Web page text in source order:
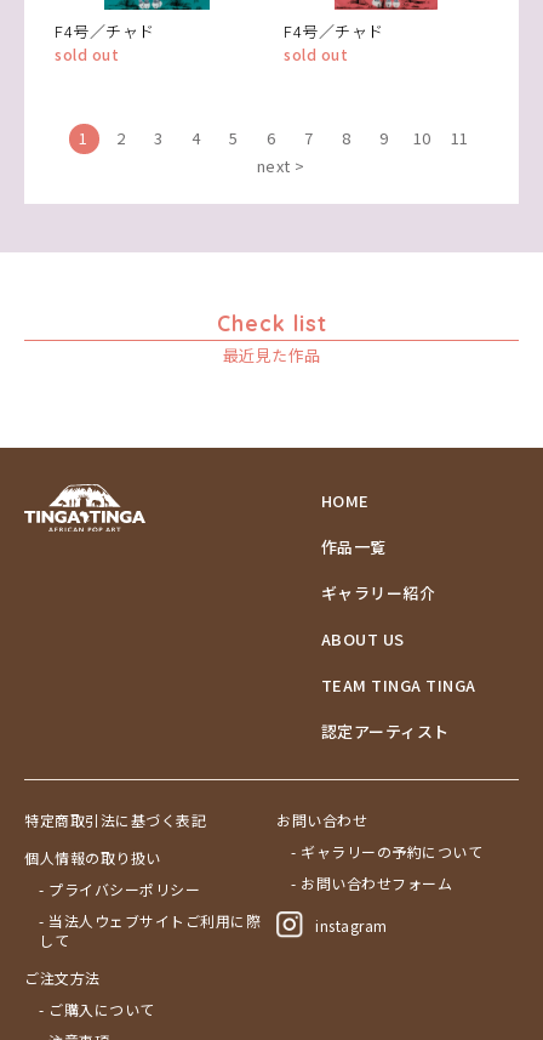
F4号／チャド
sold out
F4号／チャド
sold out
1 2 3 4 5 6 7 8 9 10
11
next >
Check list
最近見た作品
HOME
作品一覧
ギャラリー紹介
ABOUT US
TEAM TINGA TINGA
認定アーティスト
特定商取引法に基づく表記
個人情報の取り扱い
- プライバシーポリシー
- 当法人ウェブサイトご利用に際
して
ご注文方法
- ご購入について
お問い合わせ
- ギャラリーの予約について
- お問い合わせフォーム
instagram